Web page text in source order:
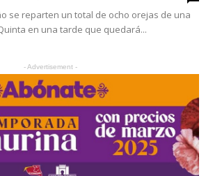
se reparten un total de ocho orejas de una
en una tarde que quedará...
- Advertisement -